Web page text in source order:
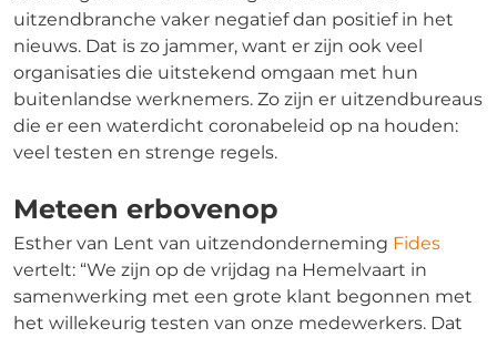
uitzendbranche vaker negatief dan positief in het
nieuws. Dat is zo jammer, want er zijn ook veel
organisaties die uitstekend omgaan met hun
buitenlandse werknemers. Zo zijn er uitzendbureaus
die er een waterdicht coronabeleid op na houden:
veel testen en strenge regels.
Meteen erbovenop
Esther van Lent van uitzendonderneming Fides
vertelt: “We zijn op de vrijdag na Hemelvaart in
samenwerking met een grote klant begonnen met
het willekeurig testen van onze medewerkers. Dat